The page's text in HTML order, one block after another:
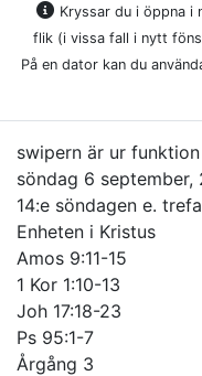
Kryssar du i öppna i
flik (i vissa fall i nytt
På en dator kan du
swipern är ur
söndag 6 september,
14:e söndagen e.
Enheten i Kristus
Amos 9:11-15
1 Kor 1:10-13
Joh 17:18-23
Ps 95:1-7
Årgång 3